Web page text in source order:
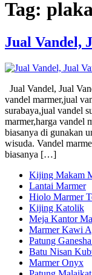
Tag:
Jual Vandel,
Jual Vandel, Jual
vandel marmer,jual
surabaya,jual vandel
marmer,harga vandel
biasanya di gunakan
wisuda. Vandel
biasanya […]
Kijing Makam
Lantai Marmer
Hiolo Marmer
Kijing Katolik
Meja Kantor
Marmer Kawi
Patung
Batu Nisan
Marmer Onyx